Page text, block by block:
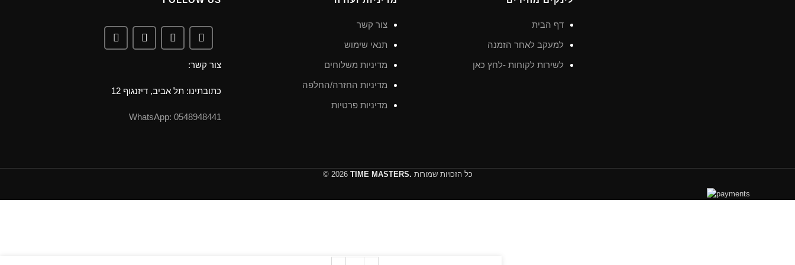
דף הבית
למעקב לאחר הזמנה
לשירות לקוחות -לחץ כאן
צור קשר
תנאי שימוש
מדיניות משלוחים
מדיניות החזרה/החלפה
מדיניות פרטיות
צור קשר:
כתובתינו: תל אביב, דיזנגוף 12
0548948441 :WhatsApp
© 2026 TIME MASTERS. כל הזכויות שמורות